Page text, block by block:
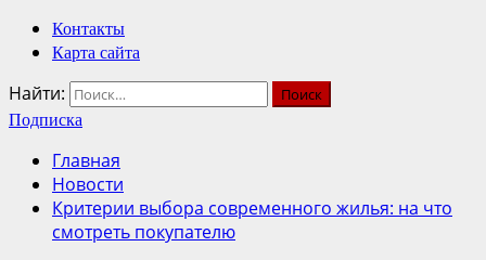
Контакты
Карта сайта
Найти:
Подписка
Главная
Новости
Критерии выбора современного жилья: на что
смотреть покупателю